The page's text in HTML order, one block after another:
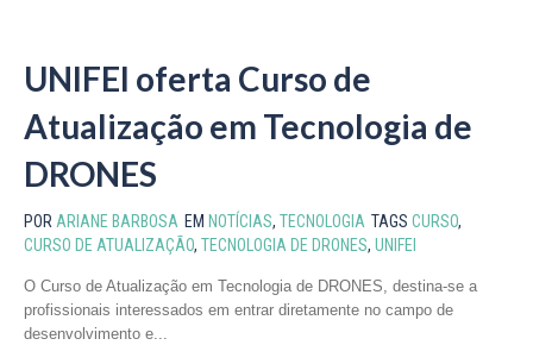
UNIFEI oferta Curso de
Atualização em Tecnologia de
DRONES
PORARIANE BARBOSA EM NOTÍCIAS, TECNOLOGIA TAGS CURSO,
CURSO DE ATUALIZAÇÃO, TECNOLOGIA DE DRONES, UNIFEI
O Curso de Atualização em Tecnologia de DRONES, destina-se a
profissionais interessados em entrar diretamente no campo de
desenvolvimento e...